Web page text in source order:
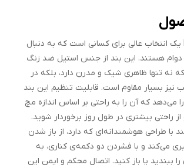
بند Prime 5Bead یک انتخاب عالی برای کسانی است که به دنبال
و دوام هستند. این بند از جنس استیل ضد زنگ
نه تنها ظاهری شیک و مدرن دارد، بلکه در
نیز بسیار مقاوم است. قابلیت تنظیم این بند
می‌دهد که آن را به راحتی بر اساس اندازه مچ
راحتی بیشتری در طول روز برخوردار شوید.
با طراحی هوشمندانه‌ای که دارد، از باز شدن
می‌کند و با فشردن دو دکمه‌ی کناری، به
را ببندید یا باز کنید. اتصال محکم و ایمن این